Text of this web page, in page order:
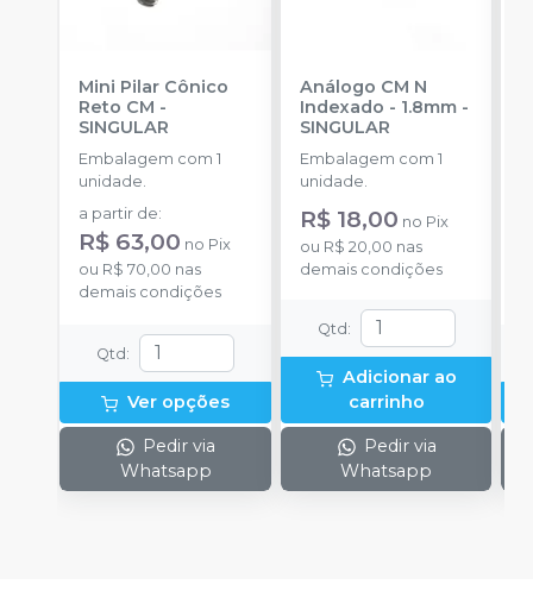
Mini Pilar Cônico
Reto CM -
SINGULAR
Embalagem com 1
unidade.
a partir de:
R$ 63,00 no Pix
ou R$ 70,00 nas
demais condições
Qtd :
Ver opções
Pedir via
Whatsapp
Análogo CM N
Indexado - 1.8mm-
SINGULAR
Embalagem com 1
unidade.
R$ 18,00 no Pix
ou R$ 20,00 nas
demais condições
Qtd :
Adicionar ao
carrinho
Pedir via
Whatsapp